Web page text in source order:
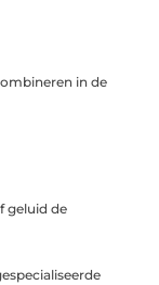
in de
geluid de